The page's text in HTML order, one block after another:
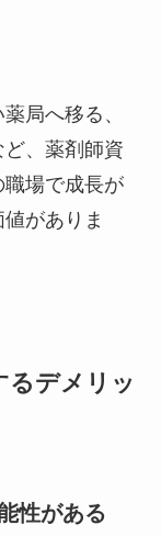
局へ移る、
、薬剤師資
場で成長が
がありま
るデメリッ
性がある